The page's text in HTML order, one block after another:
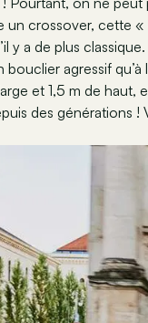
crossover, cette
a de plus
agressif
et 1,5 m de
des générations !